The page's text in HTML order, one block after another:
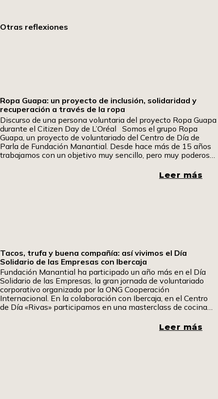
Otras reflexiones
Ropa Guapa: un proyecto de inclusión, solidaridad y
recuperación a través de la ropa
Discurso de una persona voluntaria del proyecto Ropa Guapa
durante el Citizen Day de L’Oréal Somos el grupo Ropa
Guapa, un proyecto de voluntariado del Centro de Día de
Parla de Fundación Manantial. Desde hace más de 15 años
trabajamos con un objetivo muy sencillo, pero muy poderoso:
Leer más
Tacos, trufa y buena compañía: así vivimos el Día
Solidario de las Empresas con Ibercaja
Fundación Manantial ha participado un año más en el Día
Solidario de las Empresas, la gran jornada de voluntariado
corporativo organizada por la ONG Cooperación
Internacional. En la colaboración con Ibercaja, en el Centro
de Día «Rivas» participamos en una masterclass de cocina
sándwiches especiales. Uno de los participantes ha querido
Leer más